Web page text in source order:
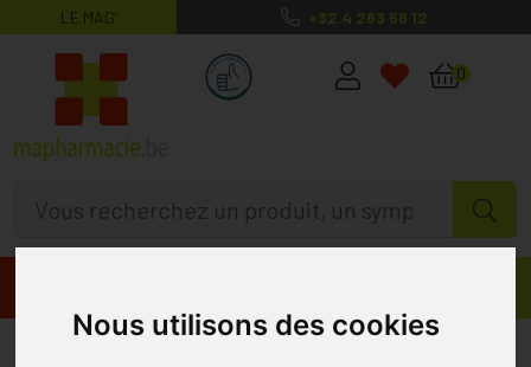
Nous utilisons des cookies
LE MAG’ +32 4 263 56 12
MaPharmacie.be ma santé, mes
0